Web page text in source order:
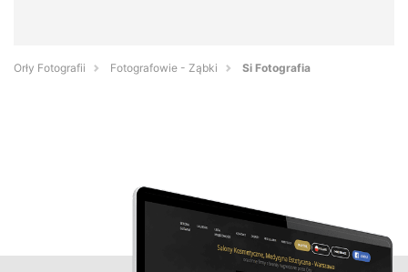
Orły Fotografii Fotografowie - Ząbki Si Fotografia